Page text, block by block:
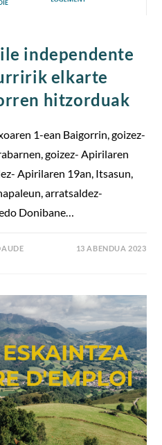
independente
elkarte
hitzorduak
1-ean Baigorrin, goizez-
goizez- Apirilaren
Apirilaren 19an, Itsasun,
arratsaldez-
Donibane…
13 ABENDUA 2023